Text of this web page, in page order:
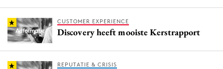
CUSTOMER EXPERIENCE
Discovery heeft mooiste Kerstrapport
REPUTATIE & CRISIS